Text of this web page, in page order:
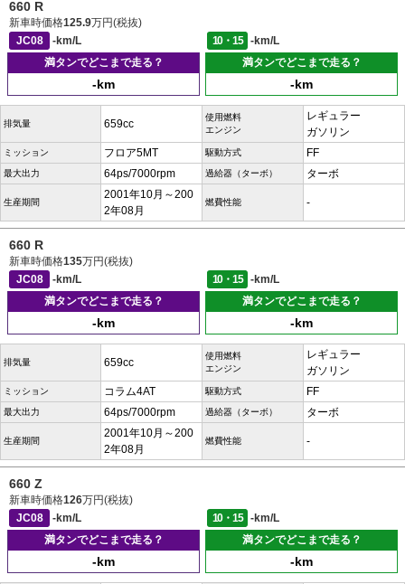
660 R
新車時価格125.9万円(税抜)
JC08
-km/L 10・15
-km/L
満タンでどこまで走る？
-km
満タンでどこまで走る？
-km
排気量 659cc
使用燃料
エンジン
レギュラー
ガソリン
ミッション フロア5MT 駆動方式 FF
最大出力 64ps/7000rpm 過給器（ターボ） ターボ
生産期間
2001年10月～200
2年08月
燃費性能 -
660 R
新車時価格135万円(税抜)
JC08
-km/L 10・15
-km/L
満タンでどこまで走る？
-km
満タンでどこまで走る？
-km
排気量 659cc
使用燃料
エンジン
レギュラー
ガソリン
ミッション コラム4AT 駆動方式 FF
最大出力 64ps/7000rpm 過給器（ターボ） ターボ
生産期間
2001年10月～200
2年08月
燃費性能 -
660 Z
新車時価格126万円(税抜)
JC08
-km/L 10・15
-km/L
満タンでどこまで走る？
-km
満タンでどこまで走る？
-km